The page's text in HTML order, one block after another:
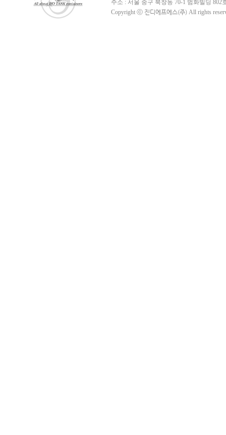
주소 : 서울 중구 북창동 70-1 범화빌딩 802
Copyright ⓒ 진디에프에스(주) All rights